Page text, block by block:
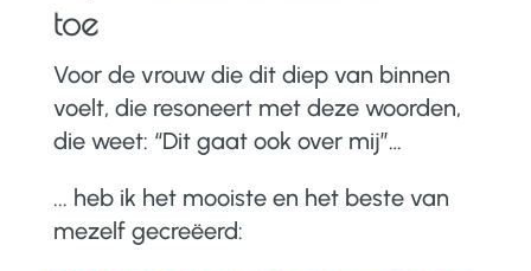
toe
Voor de vrouw die dit diep van binnen
voelt, die resoneert met deze woorden,
die weet: “Dit gaat ook over mij”…
... heb ik het mooiste en het beste van
mezelf gecreëerd: